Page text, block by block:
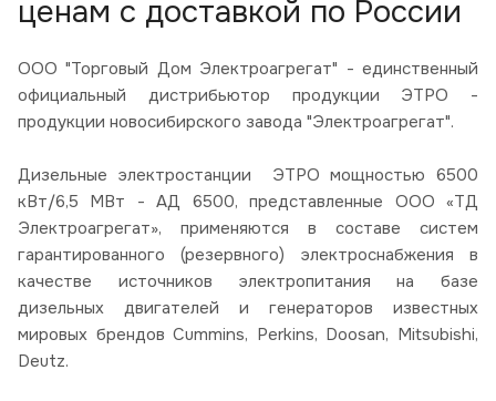
ценам с доставкой по России
ООО "Торговый Дом Электроагрегат" - единственный
официальный дистрибьютор продукции ЭТРО -
продукции новосибирского завода "Электроагрегат".
Дизельные электростанции ЭТРО мощностью 6500
кВт/6,5 МВт - АД 6500, представленные ООО «ТД
Электроагрегат», применяются в составе систем
гарантированного (резервного) электроснабжения в
качестве источников электропитания на базе
дизельных двигателей и генераторов известных
мировых брендов Cummins, Perkins, Doosan, Mitsubishi,
Deutz.